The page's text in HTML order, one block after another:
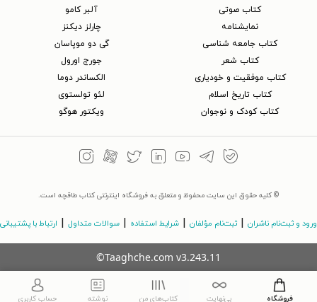
کتاب‌ صوتی
نمایشنامه
کتاب جامعه شناسی
کتاب شعر
کتاب موفقیت و خودیاری
کتاب تاریخ اسلام
کتاب کودک و نوجوان
آلبر کامو
چارلز دیکنز
گی دو موپاسان
جورج اورول
الکساندر دوما
لئو تولستوی
ویکتور هوگو
© کلیه حقوق این سایت محفوظ و متعلق به فروشگاه اینترنتی کتاب طاقچه است.
ورود و ثبت‌نام ناشران | ثبت‌نام مؤلفان | شرایط استفاده | سوالات متداول | ارتباط با پشتیبانی
©Taaghche.com v3.243.11
فروشگاه بی‌نهایت کتاب‌های من نوشته حساب کاربری